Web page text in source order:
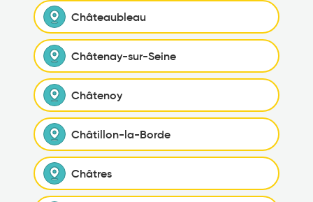
Châteaubleau
Châtenay-sur-Seine
Châtenoy
Châtillon-la-Borde
Châtres